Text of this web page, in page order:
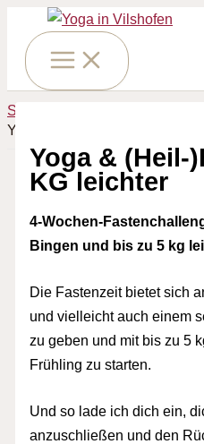
Inhalt
springen
Start
Yoga & (Heil-)Fasten & 5 KG
Yoga & (Heil-
KG leichter
4-Wochen-
Bingen und bis zu 5 kg
Die Fastenzeit bietet sich
und vielleicht auch einem
zu geben und mit bis zu 5
Frühling zu starten.
Und so lade ich dich ein,
anzuschließen und den